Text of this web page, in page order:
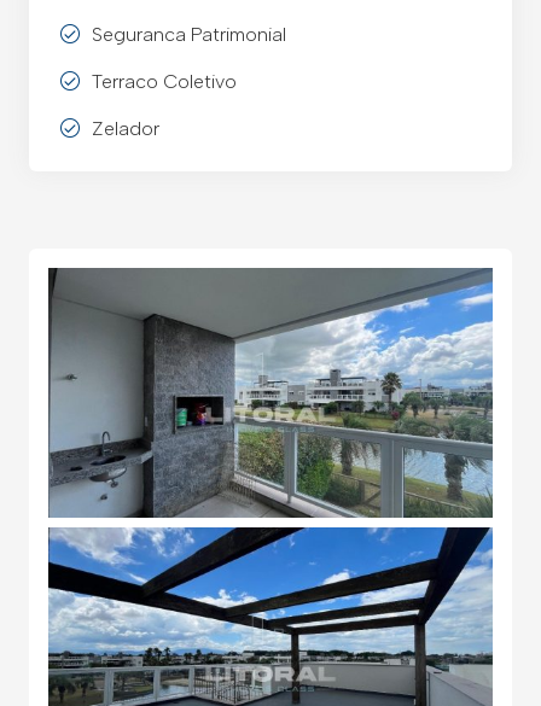
Seguranca Patrimonial
Terraco Coletivo
Zelador